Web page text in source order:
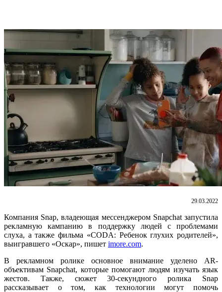
29.03.2022
Компания Snap, владеющая мессенджером Snapchat запустила
рекламную кампанию в поддержку людей с проблемами
слуха, а также фильма «CODA: Ребенок глухих родителей»,
выигравшего «Оскар», пишет imore.com.
В рекламном ролике основное внимание уделено AR-
объективам Snapchat, которые помогают людям изучать язык
жестов. Также, сюжет 30-секундного ролика Snap
рассказывает о том, как технологии могут помочь